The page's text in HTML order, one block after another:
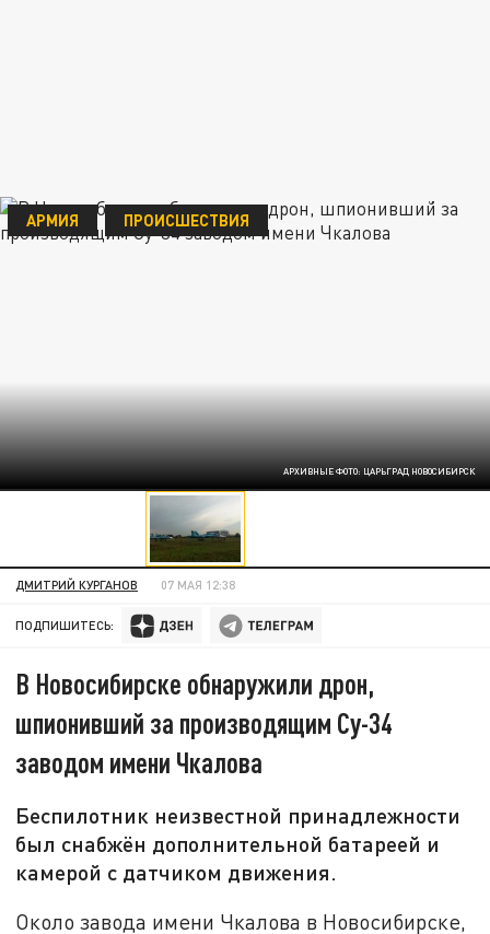
АРХИВНЫЕ ФОТО: ЦАРЬГРАД НОВОСИБИРСК
АРМИЯ ПРОИСШЕСТВИЯ
ДМИТРИЙ КУРГАНОВ 07 МАЯ 12:38
ПОДПИШИТЕСЬ:
В Новосибирске обнаружили дрон,
шпионивший за производящим Су-34
заводом имени Чкалова
Беспилотник неизвестной принадлежности
был снабжён дополнительной батареей и
камерой с датчиком движения.
Около завода имени Чкалова в Новосибирске,